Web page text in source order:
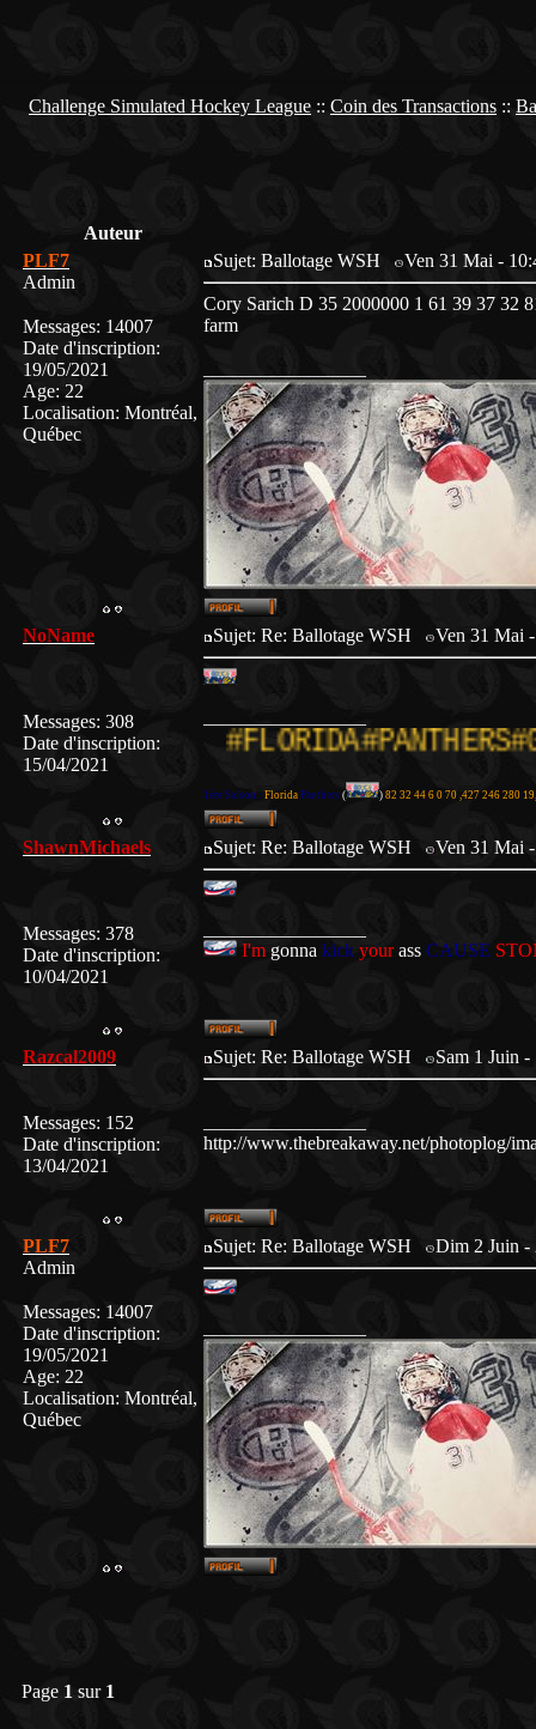
Challenge Simulated Hockey League :: Coin des Transactions ::
Auteur
PLF7
Admin
Messages: 14007
Date d'inscription:
19/05/2021
Age: 22
Localisation: Montréal,
Québec
Sujet: Ballotage WSH Ven 31 Mai -
Cory Sarich D 35 2000000 1 61 39 37 32
farm
NoName
Messages: 308
Date d'inscription:
15/04/2021
Sujet: Re: Ballotage WSH Ven 31 Mai
1ère Saison : Florida Panthers ( ) 82 32 44 6 0 70 ,427 246 280
ShawnMichaels
Messages: 378
Date d'inscription:
10/04/2021
Sujet: Re: Ballotage WSH Ven 31 Mai
I'm gonna kick yourass CAUSE
Razcal2009
Messages: 152
Date d'inscription:
13/04/2021
Sujet: Re: Ballotage WSH Sam 1 Juin -
http://www.thebreakaway.net/photoplog/
PLF7
Admin
Messages: 14007
Date d'inscription:
19/05/2021
Age: 22
Localisation: Montréal,
Québec
Sujet: Re: Ballotage WSH Dim 2 Juin -
Page 1 sur 1